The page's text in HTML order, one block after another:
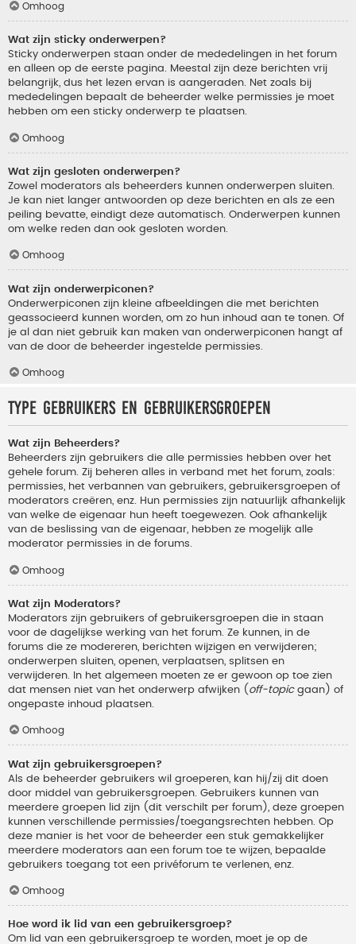
Omhoog
Wat zijn sticky onderwerpen?
Sticky onderwerpen staan onder de mededelingen in het forum
en alleen op de eerste pagina. Meestal zijn deze berichten vrij
belangrijk, dus het lezen ervan is aangeraden. Net zoals bij
mededelingen bepaalt de beheerder welke permissies je moet
hebben om een sticky onderwerp te plaatsen.
Omhoog
Wat zijn gesloten onderwerpen?
Zowel moderators als beheerders kunnen onderwerpen sluiten.
Je kan niet langer antwoorden op deze berichten en als ze een
peiling bevatte, eindigt deze automatisch. Onderwerpen kunnen
om welke reden dan ook gesloten worden.
Omhoog
Wat zijn onderwerpiconen?
Onderwerpiconen zijn kleine afbeeldingen die met berichten
geassocieerd kunnen worden, om zo hun inhoud aan te tonen. Of
je al dan niet gebruik kan maken van onderwerpiconen hangt af
van de door de beheerder ingestelde permissies.
Omhoog
Type gebruikers en gebruikersgroepen
Wat zijn Beheerders?
Beheerders zijn gebruikers die alle permissies hebben over het
gehele forum. Zij beheren alles in verband met het forum, zoals:
permissies, het verbannen van gebruikers, gebruikersgroepen of
moderators creëren, enz. Hun permissies zijn natuurlijk afhankelijk
van welke de eigenaar hun heeft toegewezen. Ook afhankelijk
van de beslissing van de eigenaar, hebben ze mogelijk alle
moderator permissies in de forums.
Omhoog
Wat zijn Moderators?
Moderators zijn gebruikers of gebruikersgroepen die in staan
voor de dagelijkse werking van het forum. Ze kunnen, in de
forums die ze modereren, berichten wijzigen en verwijderen;
onderwerpen sluiten, openen, verplaatsen, splitsen en
verwijderen. In het algemeen moeten ze er gewoon op toe zien
dat mensen niet van het onderwerp afwijken ( off-topicgaan) of
ongepaste inhoud plaatsen.
Omhoog
Wat zijn gebruikersgroepen?
Als de beheerder gebruikers wil groeperen, kan hij/zij dit doen
door middel van gebruikersgroepen. Gebruikers kunnen van
meerdere groepen lid zijn (dit verschilt per forum), deze groepen
kunnen verschillende permissies/toegangsrechten hebben. Op
deze manier is het voor de beheerder een stuk gemakkelijker
meerdere moderators aan een forum toe te wijzen, bepaalde
gebruikers toegang tot een privéforum te verlenen, enz.
Omhoog
Hoe word ik lid van een gebruikersgroep?
Om lid van een gebruikersgroep te worden, moet je op de